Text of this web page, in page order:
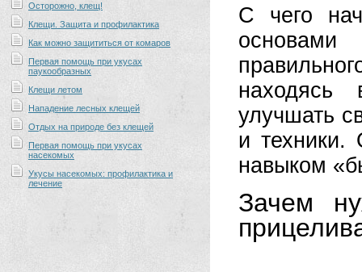
Осторожно, клещ!
Клещи. Защита и профилактика
Как можно защититься от комаров
Первая помощь при укусах
паукообразных
Клещи летом
Нападение лесных клещей
Отдых на природе без клещей
Первая помощь при укусах
насекомых
Укусы насекомых: профилактика и
лечение
С чего
находясь
улучшать
и техники.
навыком
Зачем